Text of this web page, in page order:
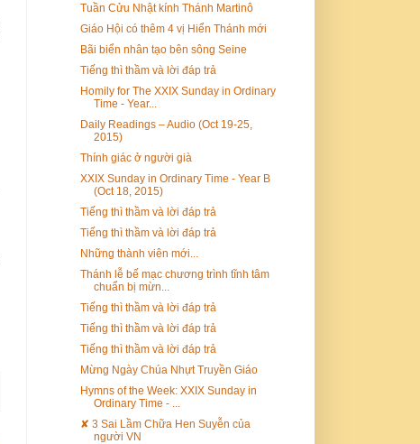
Tuần Cửu Nhật kính Thánh Martinô
Giáo Hội có thêm 4 vị Hiển Thánh mới
Bãi biển nhân tạo bên sông Seine
Tiếng thì thầm và lời đáp trả
Homily for The XXIX Sunday in Ordinary
Time - Year...
Daily Readings – Audio (Oct 19-25,
2015)
Thính giác ở người già
XXIX Sunday in Ordinary Time - Year B
(Oct 18, 2015)
Tiếng thì thầm và lời đáp trả
Tiếng thì thầm và lời đáp trả
Những thành viên mới...
Thánh lễ bế mạc chương trình tĩnh tâm
chuẩn bị mừn...
Tiếng thì thầm và lời đáp trả
Tiếng thì thầm và lời đáp trả
Tiếng thì thầm và lời đáp trả
Mừng Ngày Chúa Nhựt Truyền Giáo
Hymns of the Week: XXIX Sunday in
Ordinary Time - ...
✘ 3 Sai Lầm Chữa Hen Suyễn của
người VN